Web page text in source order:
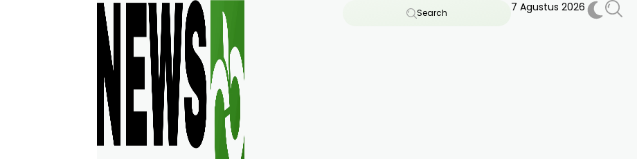
Search 7 Agustus 2026